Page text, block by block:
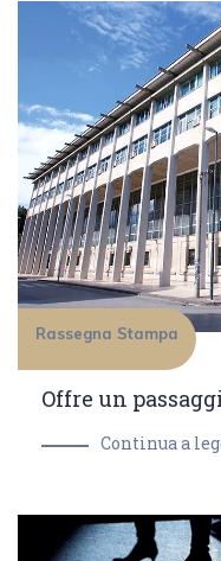
Rassegna Stampa
Offre un
Continua a